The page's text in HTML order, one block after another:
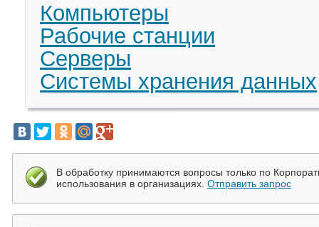
Компьютеры
Рабочие станции
Серверы
Системы хранения данных
В обработку принимаются вопросы только по
использования в организациях. Отправить запрос